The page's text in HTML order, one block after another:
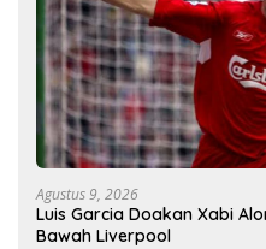
Agustus 9, 2026
Luis Garcia Doakan Xabi
Bawah Liverpool